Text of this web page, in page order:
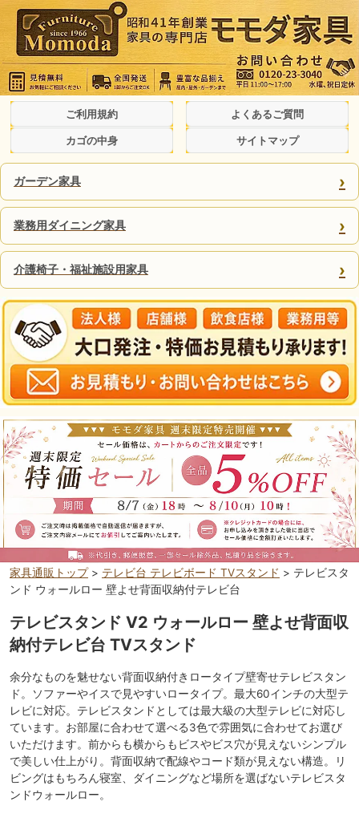
ご利用規約 よくあるご質問
カゴの中身 サイトマップ
ガーデン家具 ›
業務用ダイニング家具 ›
介護椅子・福祉施設用家具 ›
家具通販トップ> テレビ台 テレビボード TVスタンド > テレビスタ
ンド ウォールロー 壁よせ背面収納付テレビ台
テレビスタンド V2 ウォールロー 壁よせ背面収
納付テレビ台 TVスタンド
余分なものを魅せない背面収納付きロータイプ壁寄せテレビスタン
ド。ソファーやイスで見やすいロータイプ。最大60インチの大型テ
レビに対応。テレビスタンドとしては最大級の大型テレビに対応し
ています。お部屋に合わせて選べる3色で雰囲気に合わせてお選び
いただけます。前からも横からもビスやビス穴が見えないシンプル
で美しい仕上がり。背面収納で配線やコード類が見えない構造。リ
ビングはもちろん寝室、ダイニングなど場所を選ばないテレビスタ
ンドウォールロー。